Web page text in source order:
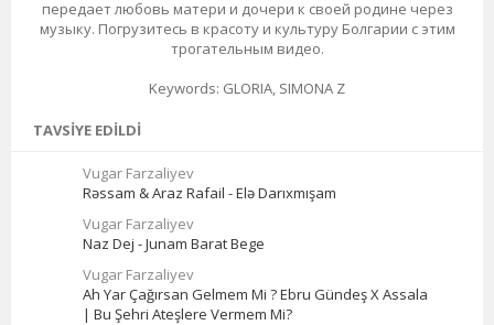
передает любовь матери и дочери к своей родине через
музыку. Погрузитесь в красоту и культуру Болгарии с этим
трогательным видео.
Keywords: GLORIA, SIMONA Z
TAVSIYE EDILDI
Vugar Farzaliyev
Rəssam & Araz Rafail - Elə Darıxmışam
Vugar Farzaliyev
Naz Dej - Junam Barat Bege
Vugar Farzaliyev
Ah Yar Çağırsan Gelmem Mi ? Ebru Gündeş X Assala
| Bu Şehri Ateşlere Vermem Mi?